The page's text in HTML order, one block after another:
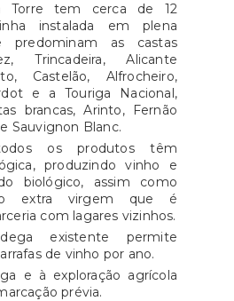
Torre tem cerca de 12
instalada em plena
predominam as castas
Trincadeira, Alicante
Castelão, Alfrocheiro,
e a Touriga Nacional,
brancas, Arinto, Fernão
Sauvignon Blanc.
os produtos têm
produzindo vinho e
biológico, assim como
extra virgem que é
com lagares vizinhos.
existente permite
de vinho por ano.
e à exploração agrícola
prévia.